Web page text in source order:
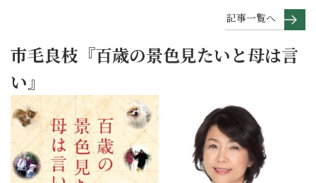
記事一覧へ
市毛良枝『百歳の景色見たいと母は言
い』